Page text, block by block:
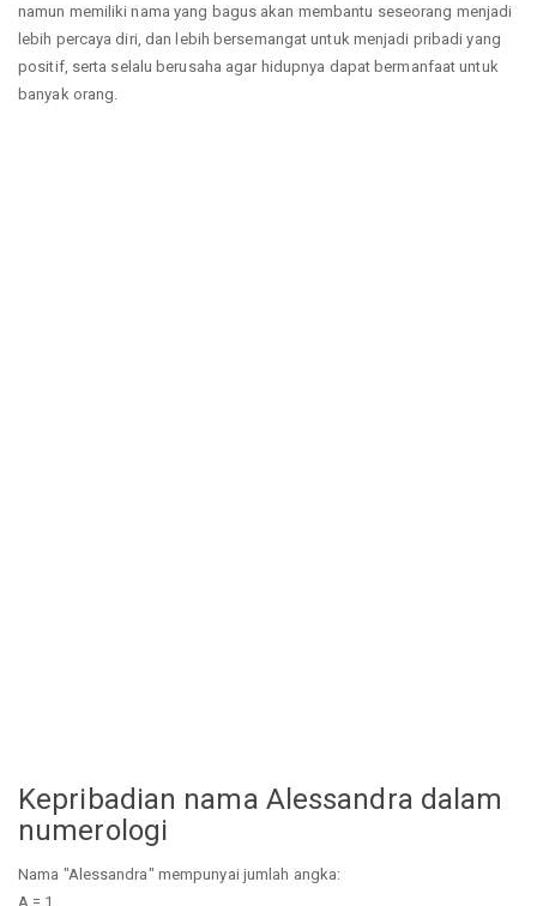
namun memiliki nama yang bagus akan membantu seseorang menjadi
lebih percaya diri, dan lebih bersemangat untuk menjadi pribadi yang
positif, serta selalu berusaha agar hidupnya dapat bermanfaat untuk
banyak orang.
Kepribadian nama Alessandra dalam
numerologi
Nama "Alessandra" mempunyai jumlah angka:
A = 1